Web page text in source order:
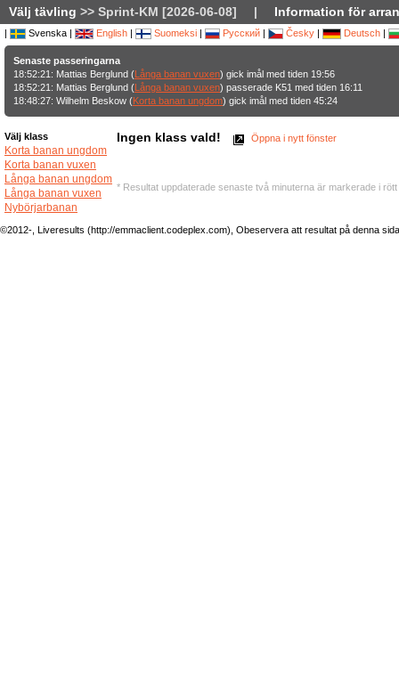
Välj tävling >> Sprint-KM [2026-06-08] | Information för
| Svenska | English | Suomeksi | Русский | Česky | Deutsch |
Senaste passeringarna
18:52:21: Mattias Berglund (Långa banan vuxen) gick imål med tiden 19:56
18:52:21: Mattias Berglund (Långa banan vuxen) passerade K51 med tiden 16:11
18:48:27: Wilhelm Beskow (Korta banan ungdom) gick imål med tiden 45:24
Välj klass
Korta banan ungdom
Korta banan vuxen
Långa banan ungdom
Långa banan vuxen
Nybörjarbanan
Ingen klass vald! Öppna i nytt fönster
* Resultat uppdaterade senaste två minuterna är markerade i rött
©2012-, Liveresults (http://emmaclient.codeplex.com), Obeservera att resultat på denna